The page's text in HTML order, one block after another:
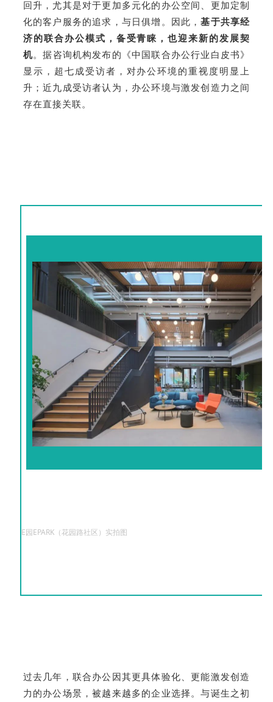
回升，尤其是对于更加多元化的办公空间、更加定制
化的客户服务的追求，与日俱增。因此，基于共享经
济的联合办公模式，备受青睐，也迎来新的发展契
机。据咨询机构发布的《中国联合办公行业白皮书》
显示，超七成受访者，对办公环境的重视度明显上
升；近九成受访者认为，办公环境与激发创造力之间
存在直接关联。
E园EPARK（花园路社区）实拍图
过去几年，联合办公因其更具体验化、更能激发创造
力的办公场景，被越来越多的企业选择。与诞生之初